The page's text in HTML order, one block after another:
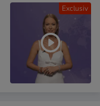
Exclusiv